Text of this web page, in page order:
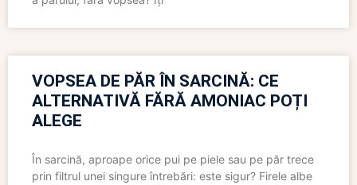
VOPSEA DE PĂR ÎN SARCINĂ: CE
ALTERNATIVĂ FĂRĂ AMONIAC POȚI
ALEGE
În sarcină, aproape orice pui pe piele sau pe păr trece
prin filtrul unei singure întrebări: este sigur? Firele albe